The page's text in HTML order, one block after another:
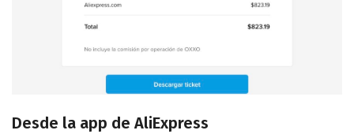
Desde la app de AliExpress